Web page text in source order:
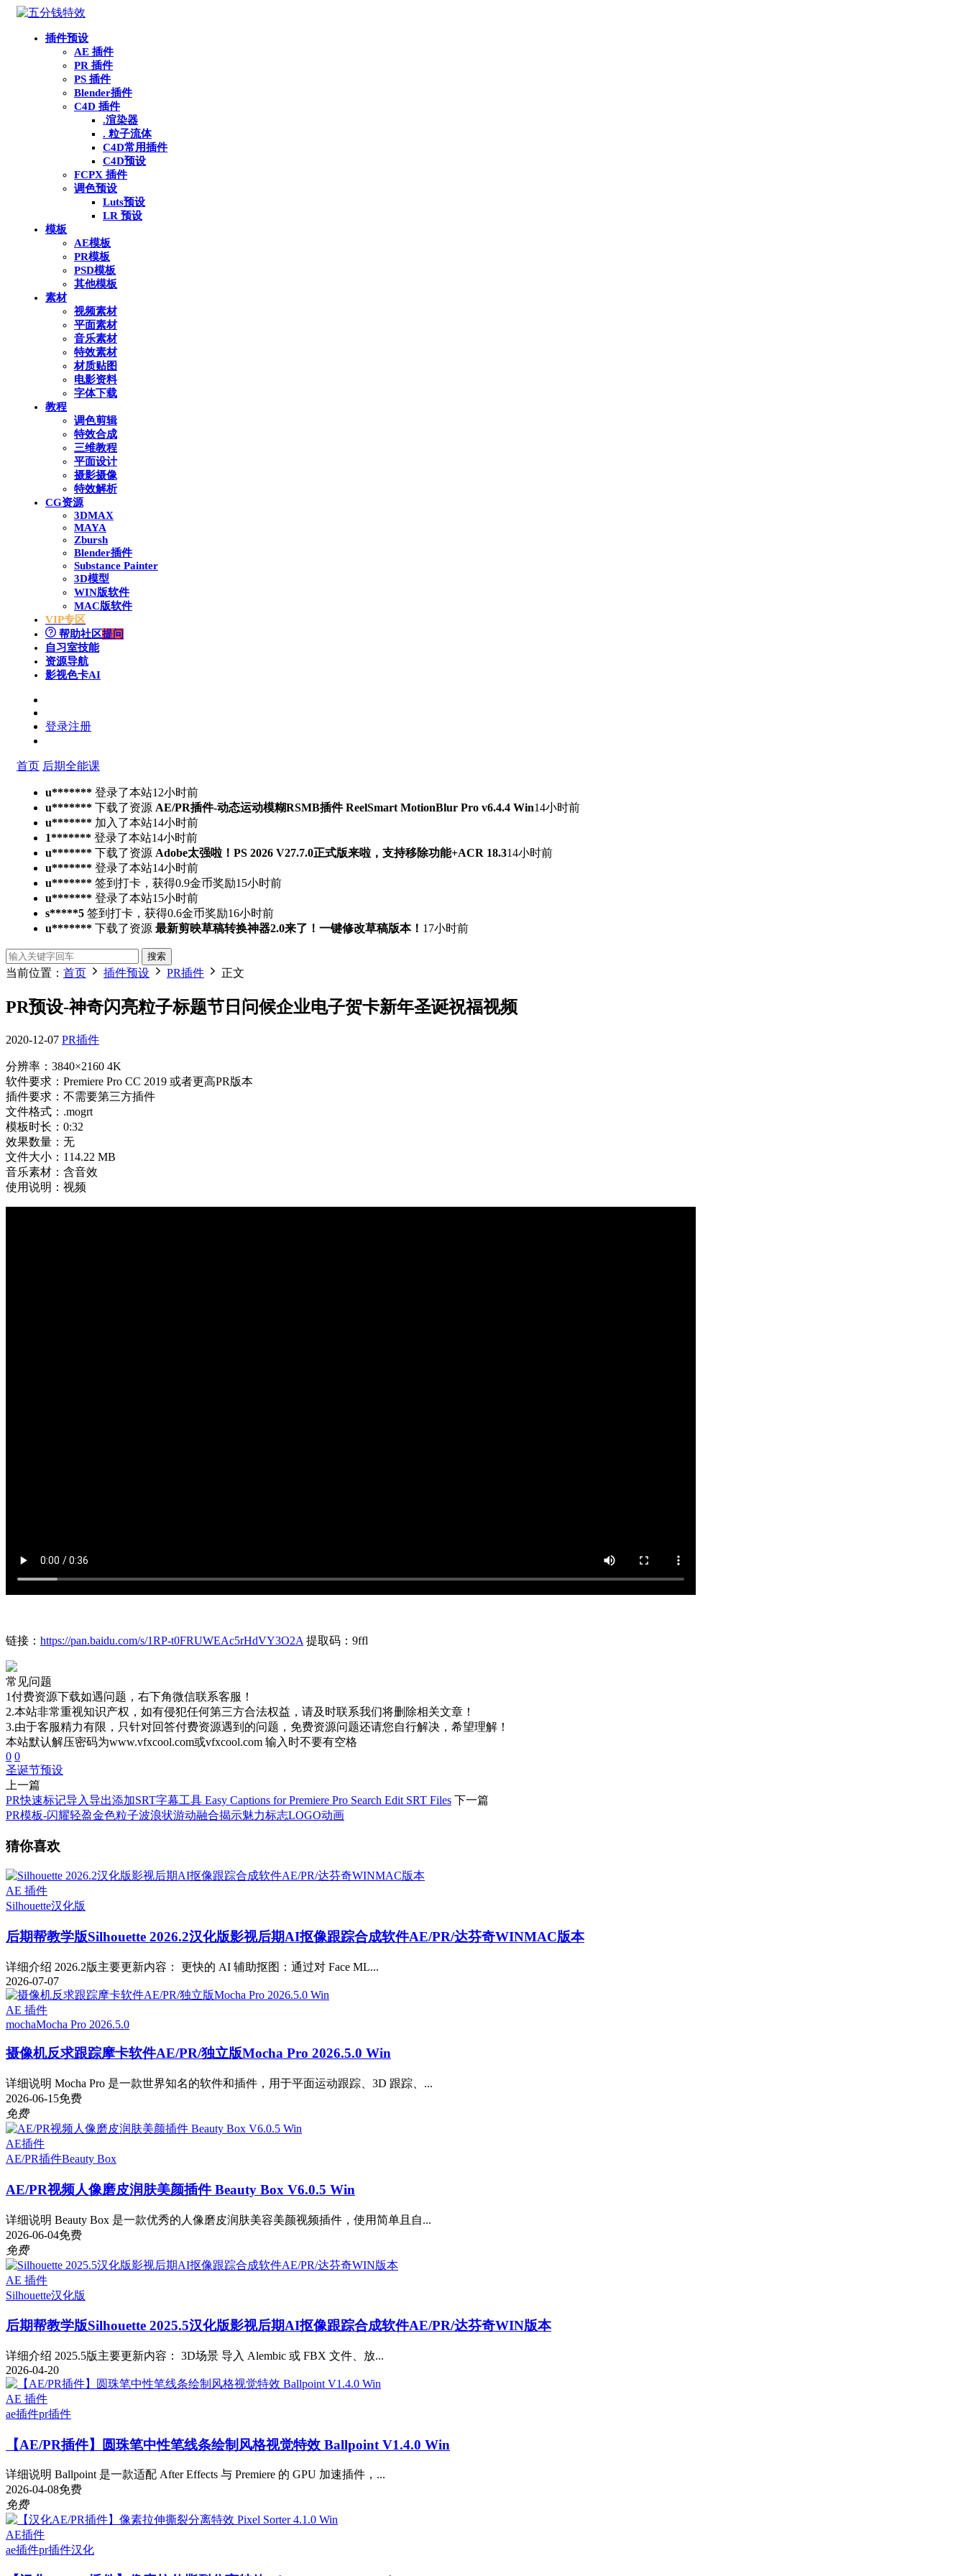
插件预设
AE 插件
PR 插件
PS 插件
Blender插件
C4D 插件
.渲染器
. 粒子流体
C4D常用插件
C4D预设
FCPX 插件
调色预设
Luts预设
LR 预设
模板
AE模板
PR模板
PSD模板
其他模板
素材
视频素材
平面素材
音乐素材
特效素材
材质贴图
电影资料
字体下载
教程
调色剪辑
特效合成
三维教程
平面设计
摄影摄像
特效解析
CG资源
3DMAX
MAYA
Zbursh
Blender插件
Substance Painter
3D模型
WIN版软件
MAC版软件
VIP专区
帮助社区提问
自习室技能
资源导航
影视色卡AI
登录注册
首页 后期全能课
u******* 登录了本站12小时前
u******* 下载了资源 AE/PR插件-动态运动模糊RSMB插件 ReelSmart MotionBlur Pro v6.4.4 Win14小时前
u******* 加入了本站14小时前
1******* 登录了本站14小时前
u******* 下载了资源 Adobe太强啦！PS 2026 V27.7.0正式版来啦，支持移除功能+ACR 18.314小时前
u******* 登录了本站14小时前
u******* 签到打卡，获得0.9金币奖励15小时前
u******* 登录了本站15小时前
s*****5 签到打卡，获得0.6金币奖励16小时前
u******* 下载了资源 最新剪映草稿转换神器2.0来了！一键修改草稿版本！ 17小时前
搜索
当前位置： 首页 插件预设 PR插件 正文
PR预设-神奇闪亮粒子标题节日问候企业电子贺卡新年圣诞祝福视频
2020-12-07 PR插件
分辨率：3840×2160 4K
软件要求：Premiere Pro CC 2019 或者更高PR版本
插件要求：不需要第三方插件
文件格式：.mogrt
模板时长：0:32
效果数量：无
文件大小：114.22 MB
音乐素材：含音效
使用说明：视频
链接： https://pan.baidu.com/s/1RP-t0FRUWEAc5rHdVY3O2A 提取码：9ffl
常见问题
1付费资源下载如遇问题，右下角微信联系客服！
2.本站非常重视知识产权，如有侵犯任何第三方合法权益，请及时联系我们将删除相关文章！
3.由于客服精力有限，只针对回答付费资源遇到的问题，免费资源问题还请您自行解决，希望理解！
本站默认解压密码为www.vfxcool.com或vfxcool.com 输入时不要有空格
0 0
圣诞节预设
上一篇
PR快速标记导入导出添加SRT字幕工具 Easy Captions for Premiere Pro Search Edit SRT Files 下一篇
PR模板-闪耀轻盈金色粒子波浪状游动融合揭示魅力标志LOGO动画
猜你喜欢
AE 插件
Silhouette汉化版
后期帮教学版Silhouette 2026.2汉化版影视后期AI抠像跟踪合成软件AE/PR/达芬奇WINMAC版本
详细介绍 2026.2版主要更新内容： 更快的 AI 辅助抠图：通过对 Face ML...
2026-07-07
AE 插件
mochaMocha Pro 2026.5.0
摄像机反求跟踪摩卡软件AE/PR/独立版Mocha Pro 2026.5.0 Win
详细说明 Mocha Pro 是一款世界知名的软件和插件，用于平面运动跟踪、3D 跟踪、...
2026-06-15免费
免费
AE插件
AE/PR插件Beauty Box
AE/PR视频人像磨皮润肤美颜插件 Beauty Box V6.0.5 Win
详细说明 Beauty Box 是一款优秀的人像磨皮润肤美容美颜视频插件，使用简单且自...
2026-06-04免费
免费
AE 插件
Silhouette汉化版
后期帮教学版Silhouette 2025.5汉化版影视后期AI抠像跟踪合成软件AE/PR/达芬奇WIN版本
详细介绍 2025.5版主要更新内容： 3D场景 导入 Alembic 或 FBX 文件、放...
2026-04-20
AE 插件
ae插件pr插件
【AE/PR插件】圆珠笔中性笔线条绘制风格视觉特效 Ballpoint V1.4.0 Win
详细说明 Ballpoint 是一款适配 After Effects 与 Premiere 的 GPU 加速插件，...
2026-04-08免费
免费
AE插件
ae插件pr插件汉化